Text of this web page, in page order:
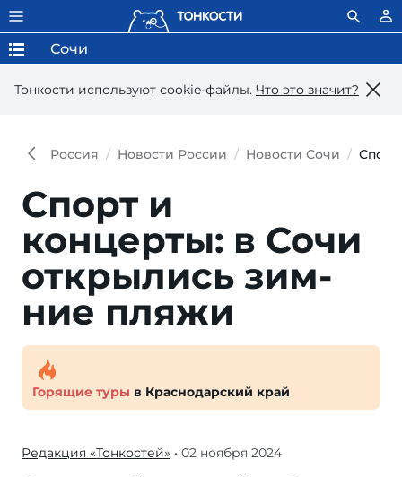
Тонкости используют сookie-файлы. Что это значит?
Сочи
Россия Новости России Новости Сочи
Спорт и
концерты: в Сочи
отк­рылись зим­
ние пляжи
Горящие туры в Краснодарский край
Редакция «Тонкостей» • 02 ноября 2024